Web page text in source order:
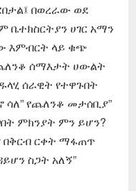
በወረራው ወደ
ቤተክስርትያን ሀገር አማን
እምብርት ላይ ቁጭ
ሰማእታት ሀውልት
ሰራዊት የተዋጉበት
የጨለንቆ መታሰቢያ”
ምክንያት ምን ይሆን?
በቅርብ ርቀት ማፋጠጥ
ስጋት አለኝ”